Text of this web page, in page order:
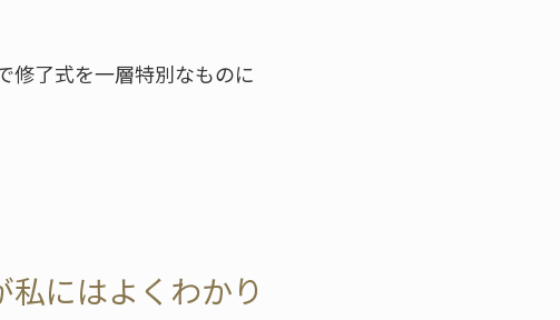
修了式を一層特別なものに
にはよくわかり